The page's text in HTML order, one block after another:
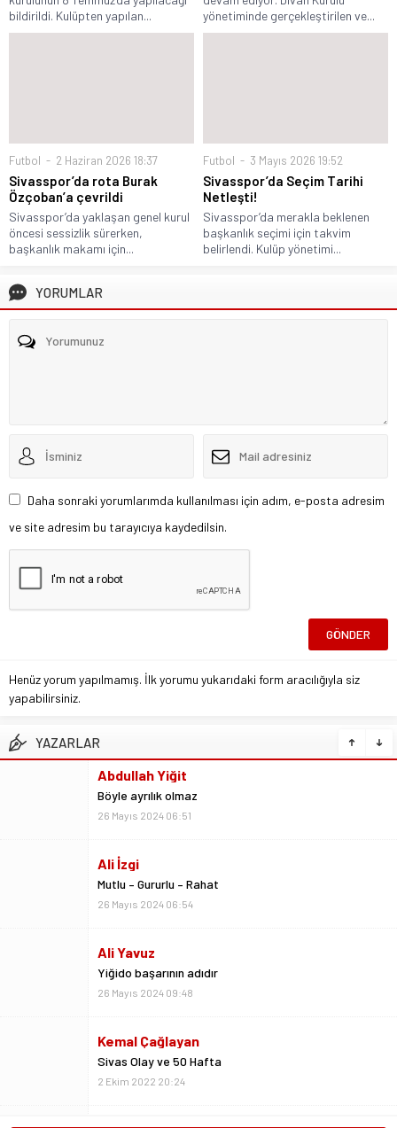
bildirildi. Kulüpten yapılan...
yönetiminde gerçekleştirilen ve...
Futbol 2 Haziran 2026 18:37
Sivasspor’da rota Burak
Özçoban’a çevrildi
Sivasspor’da yaklaşan genel kurul
öncesi sessizlik sürerken,
başkanlık makamı için...
Futbol 3 Mayıs 2026 19:52
Sivasspor’da Seçim Tarihi
Netleşti!
Sivasspor’da merakla beklenen
başkanlık seçimi için takvim
belirlendi. Kulüp yönetimi...
YORUMLAR
Daha sonraki yorumlarımda kullanılması için adım, e-posta adresim
ve site adresim bu tarayıcıya kaydedilsin.
Henüz yorum yapılmamış. İlk yorumu yukarıdaki form aracılığıyla siz
yapabilirsiniz.
YAZARLAR
Ali İzgi
Mutlu – Gururlu – Rahat
26 Mayıs 2024 06:54
Ali Yavuz
Yiğido başarının adıdır
26 Mayıs 2024 09:48
Kemal Çağlayan
Sivas Olay ve 50 Hafta
2 Ekim 2022 20:24
Metin Kulaksız
Vedalar da sevgidendir